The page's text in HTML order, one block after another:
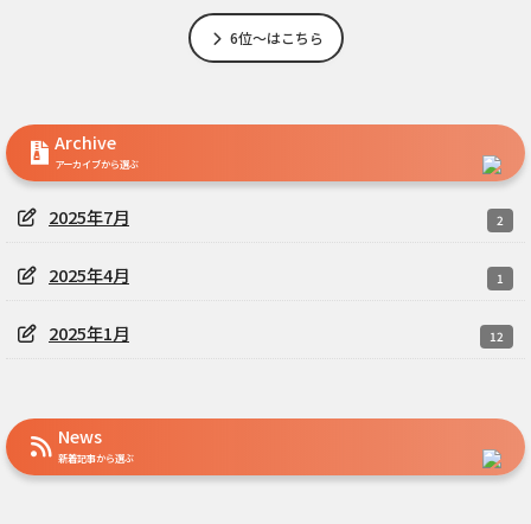
6位～はこちら
Archive
アーカイブから選ぶ
2025年7月 2
2025年4月 1
2025年1月 12
News
新着記事から選ぶ